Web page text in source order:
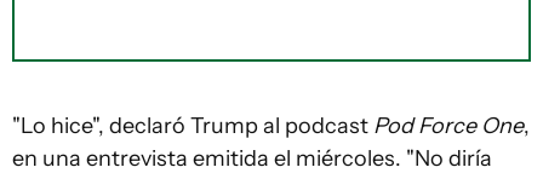
"Lo hice", declaró Trump al podcast Pod Force One,
en una entrevista emitida el miércoles. "No diría